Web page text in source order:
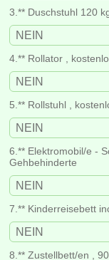
3.** Duschstuhl 120
4.** Rollator ,
5.** Rollstuhl ,
6.** Elektromobil/e -
Gehbehinderte
7.** Kinderreisebett
8.** Zustellbett/en ,